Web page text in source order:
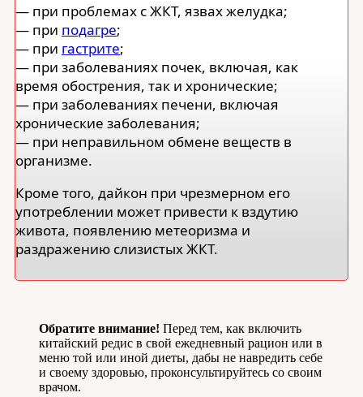
— при проблемах с ЖКТ, язвах желудка;
— при подагре;
— при гастрите;
— при заболеваниях почек, включая, как
время обострения, так и хронические;
— при заболеваниях печени, включая
хронические заболевания;
— при неправильном обмене веществ в
организме.
Кроме того, дайкон при чрезмерном его
употреблении может привести к вздутию
живота, появлению метеоризма и
раздражению слизистых ЖКТ.
Обратите внимание! Перед тем, как включить
китайский редис в свой ежедневный рацион или в
меню той или иной диеты, дабы не навредить себе
и своему здоровью, проконсультируйтесь со своим
врачом.